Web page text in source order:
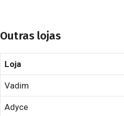
Outras lojas
Loja
Vadim
Adyce